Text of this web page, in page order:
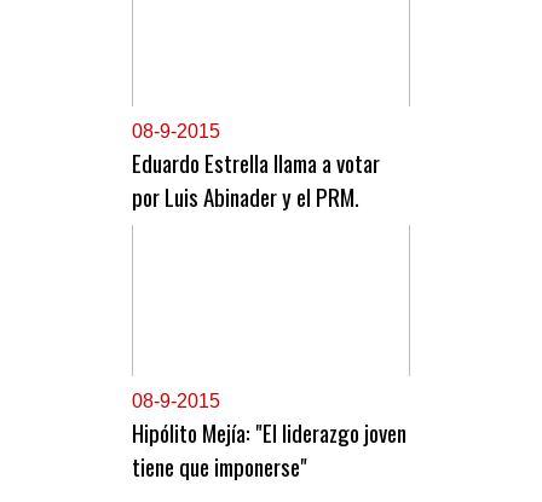
08-9-2015
Eduardo Estrella llama a votar
por Luis Abinader y el PRM.
08-9-2015
Hipólito Mejía: "El liderazgo joven
tiene que imponerse"